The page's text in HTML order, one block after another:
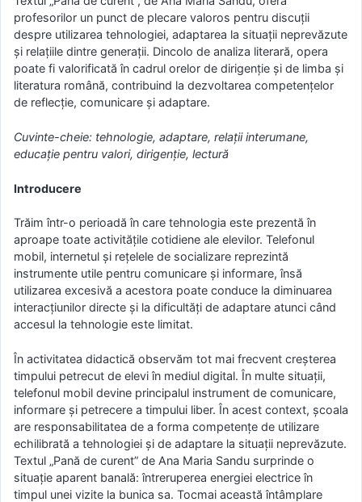
profesorilor un punct de plecare valoros pentru discuții
despre utilizarea tehnologiei, adaptarea la situații neprevăzute
și relațiile dintre generații. Dincolo de analiza literară, opera
poate fi valorificată în cadrul orelor de dirigenție și de limba și
literatura română, contribuind la dezvoltarea competențelor
de reflecție, comunicare și adaptare.
Cuvinte-cheie: tehnologie, adaptare, relații interumane,
educație pentru valori, dirigenție, lectură
Introducere
Trăim într-o perioadă în care tehnologia este prezentă în
aproape toate activitățile cotidiene ale elevilor. Telefonul
mobil, internetul și rețelele de socializare reprezintă
instrumente utile pentru comunicare și informare, însă
utilizarea excesivă a acestora poate conduce la diminuarea
interacțiunilor directe și la dificultăți de adaptare atunci când
accesul la tehnologie este limitat.
În activitatea didactică observăm tot mai frecvent creșterea
timpului petrecut de elevi în mediul digital. În multe situații,
telefonul mobil devine principalul instrument de comunicare,
informare și petrecere a timpului liber. În acest context, școala
are responsabilitatea de a forma competențe de utilizare
echilibrată a tehnologiei și de adaptare la situații neprevăzute.
Textul „Pană de curent” de Ana Maria Sandu surprinde o
situație aparent banală: întreruperea energiei electrice în
timpul unei vizite la bunica sa. Tocmai această întâmplare